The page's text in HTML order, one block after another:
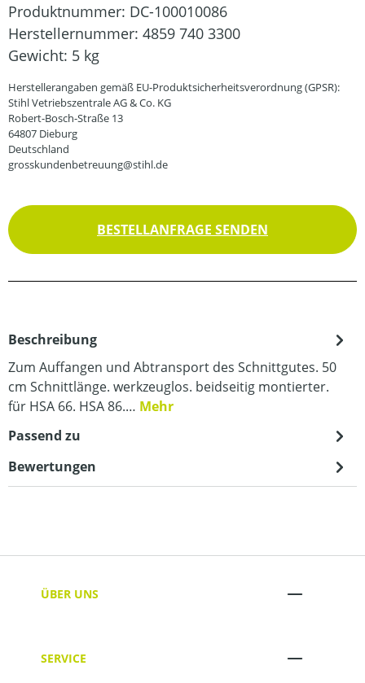
Produktnummer: DC-100010086
Herstellernummer: 4859 740 3300
Gewicht: 5 kg
Herstellerangaben gemäß EU-Produktsicherheitsverordnung (GPSR):
Stihl Vetriebszentrale AG & Co. KG
Robert-Bosch-Straße 13
64807 Dieburg
Deutschland
grosskundenbetreuung@stihl.de
BESTELLANFRAGE SENDEN
Beschreibung
Zum Auffangen und Abtransport des Schnittgutes. 50
cm Schnittlänge. werkzeuglos. beidseitig montierter.
für HSA 66. HSA 86.… Mehr
Passend zu
Bewertungen
ÜBER UNS
SERVICE